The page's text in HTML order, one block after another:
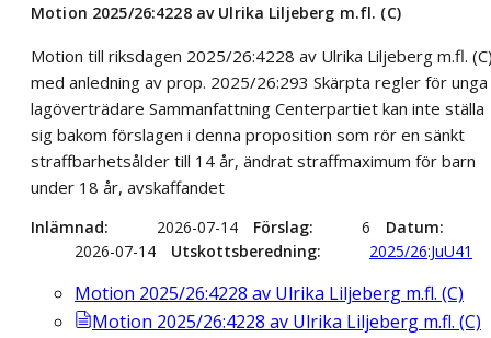
Motion 2025/26:4228 av Ulrika Liljeberg m.fl. (C)
Motion till riksdagen 2025/26:4228 av Ulrika Liljeberg m.fl.
med anledning av prop. 2025/26:293 Skärpta regler för unga
lagöverträdare Sammanfattning Centerpartiet kan inte ställa
sig bakom förslagen i denna proposition som rör en sänkt
straffbarhetsålder till 14 år, ändrat straffmaximum för barn
under 18 år, avskaffandet
Inlämnad 2026-07-14 Förslag 6
Datum
2026-07-14
Utskottsberedning 2025/26:JuU41
Motion 2025/26:4228 av Ulrika Liljeberg m.fl. (C)
Motion 2025/26:4228 av Ulrika Liljeberg m.fl. (C)